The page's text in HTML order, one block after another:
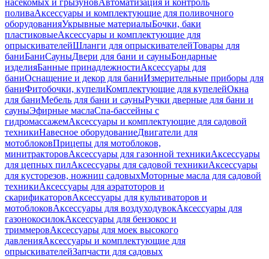
насекомых и грызуновАвтоматизация и контроль
поливаАксессуары и комплектующие для поливочного
оборудованияУкрывные материалыБочки, баки
пластиковыеАксессуары и комплектующие для
опрыскивателейШланги для опрыскивателейТовары для
баниБаниСауныДвери для бани и сауныБондарные
изделияБанные принадлежностиАксессуары для
баниОснащение и декор для баниИзмерительные приборы для
баниФитобочки, купелиКомплектующие для купелейОкна
для баниМебель для бани и сауныРучки дверные для бани и
сауныЭфирные маслаСпа-бассейны с
гидромассажемАксессуары и комплектующие для садовой
техникиНавесное оборудованиеДвигатели для
мотоблоковПрицепы для мотоблоков,
минитракторовАксессуары для газонной техникиАксессуары
для цепных пилАксессуары для садовой техникиАксессуары
для кусторезов, ножниц садовыхМоторные масла для садовой
техникиАксессуары для аэратоторов и
скарификаторовАксессуары для культиваторов и
мотоблоковАксессуары для воздуходувокАксессуары для
газонокосилокАксессуары для бензокос и
триммеровАксессуары для моек высокого
давленияАксессуары и комплектующие для
опрыскивателейЗапчасти для садовых